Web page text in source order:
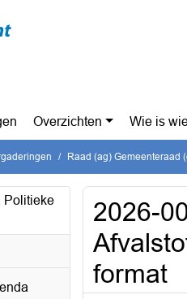
Overzichten Wie is
Raad (ag) Gemeenteraad
Politieke
2026-
format